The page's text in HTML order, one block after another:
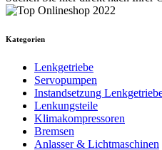
Kategorien
Lenkgetriebe
Servopumpen
Instandsetzung
Lenkungsteile
Klimakompressoren
Bremsen
Anlasser & Lichtmaschinen